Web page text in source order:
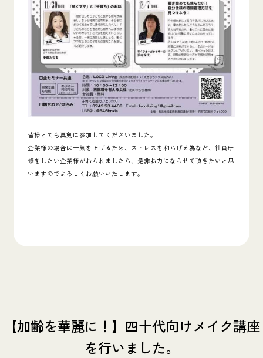
皆様とても真剣に参加してくださいました。
企業様の場合は士気を上げるため、ストレスを和らげる為など、社員研
修をしたい企業様がおられましたら、是非お力にならせて頂きたいと思
いますのでよろしくお願いいたします。
【加齢を華麗に！】四十代向けメイク講座
を行いました。